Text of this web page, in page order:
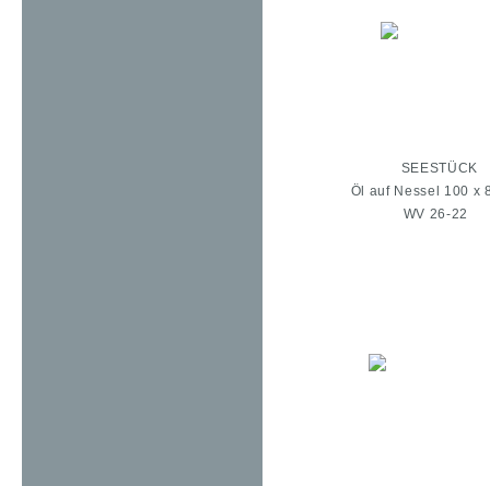
SEESTÜCK
Öl auf Nessel 100 x
WV 26-22